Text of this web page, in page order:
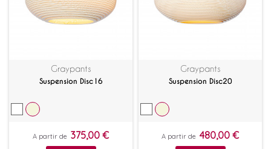
Graypants
Suspension Disc16
A partir de 375,00 €
Graypants
Suspension Disc20
A partir de 480,00 €